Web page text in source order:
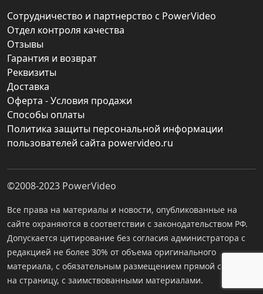
Сотрудничество и партнерство с PowerVideo
Отдел контроля качества
Отзывы
Гарантия и возврат
Реквизиты
Доставка
Оферта - Условия продажи
Способы оплаты
Политика защиты персональной информации
пользователей сайта powervideo.ru
©2008-2023 PowerVideo
Все права на материалы и новости, опубликованные на
сайте охраняются в соответствии с законодательством РФ.
Допускается цитирование без согласия администратора с
редакцией не более 30% от объема оригинального
материала, с обязательным размещением прямой ссылки
на страницу, с заимствованными материалами.